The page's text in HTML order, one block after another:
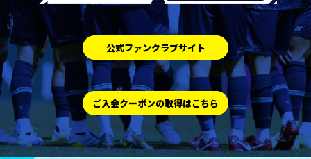
公式ファンクラブサイト
ご入会クーポンの取得はこちら